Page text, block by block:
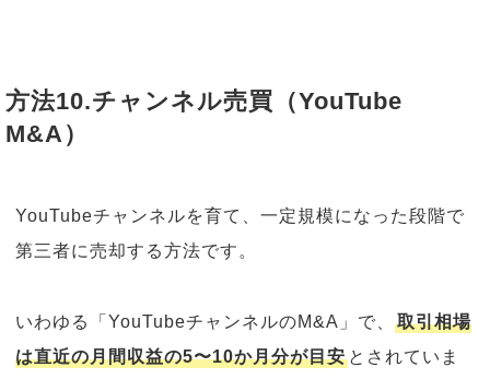
方法10.チャンネル売買（YouTube
M&A）
YouTubeチャンネルを育て、一定規模になった段階で
第三者に売却する方法です。
いわゆる「YouTubeチャンネルのM&A」で、取引相場
は直近の月間収益の5〜10か月分が目安 とされていま